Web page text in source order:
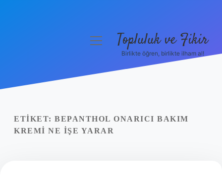
Yasal Uyarı
menüyüTopluluk ve Fikir
Birlikte öğren, birlikte ilham al!
ETIKET: BEPANTHOL ONARICI BAKIM
KREMI NE IŞE YARAR